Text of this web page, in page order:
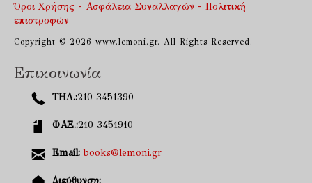
Όροι Χρήσης - Ασφάλεια Συναλλαγών - Πολιτική
επιστροφών
Copyright © 2026 www.lemoni.gr. All Rights Reserved.
Επικοινωνία
ΤΗΛ.:210 3451390
ΦΑΞ.:210 3451910
Email: books@lemoni.gr